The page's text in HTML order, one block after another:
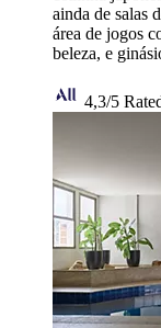
ainda de salas
área de jogos
beleza, e
4,3/5